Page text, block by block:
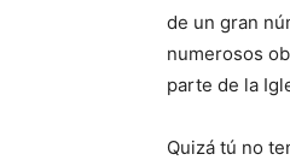
de un gran
numerosos
parte de la
Quizá tú no